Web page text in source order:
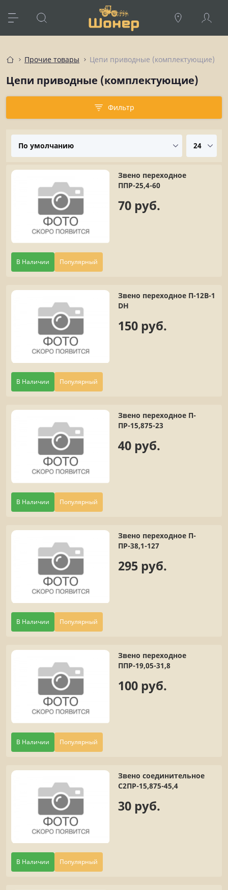
Прочие товары Цепи приводные (комплектующие)
Цепи приводные (комплектующие)
Фильтр
В Наличии Популярный
Звено переходное
ППР-25,4-60
70 руб.
В Наличии Популярный
Звено переходное П-12В-1
DH
150 руб.
В Наличии Популярный
Звено переходное П-
ПР-15,875-23
40 руб.
В Наличии Популярный
Звено переходное П-
ПР-38,1-127
295 руб.
В Наличии Популярный
Звено переходное
ППР-19,05-31,8
100 руб.
В Наличии Популярный
Звено соединительное
С2ПР-15,875-45,4
30 руб.